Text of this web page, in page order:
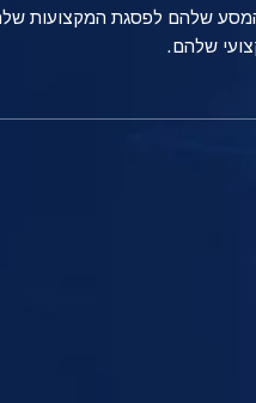
המסע שלהם לפסגת המקצועות